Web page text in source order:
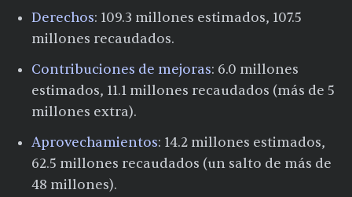
Derechos: 109.3 millones estimados, 107.5
millones recaudados.
Contribuciones de mejoras: 6.0 millones
estimados, 11.1 millones recaudados (más de 5
millones extra).
Aprovechamientos: 14.2 millones estimados,
62.5 millones recaudados (un salto de más de
48 millones).